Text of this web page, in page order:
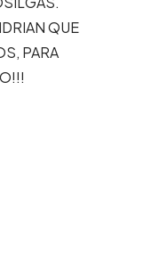
QUE
PARA